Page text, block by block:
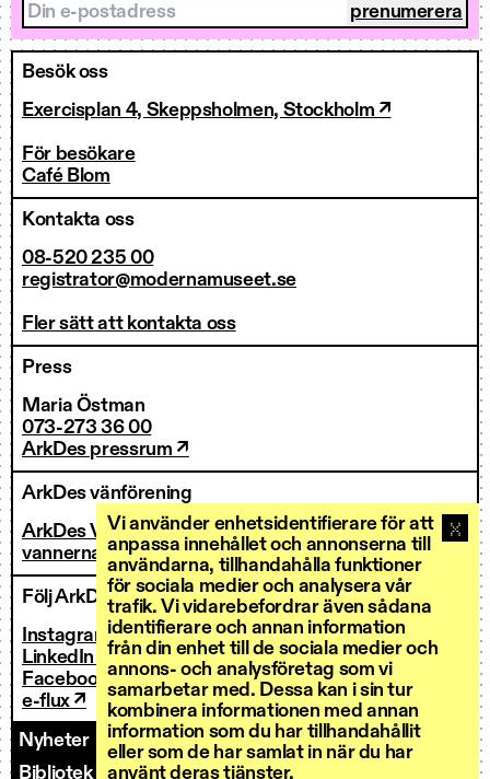
Vi använder enhetsidentifierare för att
anpassa innehållet och annonserna till
användarna, tillhandahålla funktioner
för sociala medier och analysera vår
trafik. Vi vidarebefordrar även sådana
identifierare och annan information
från din enhet till de sociala medier och
annons- och analysföretag som vi
samarbetar med. Dessa kan i sin tur
kombinera informationen med annan
information som du har tillhandahållit
eller som de har samlat in när du har
använt deras tjänster.
Din e-postadress
Besök oss
Exercisplan 4, Skeppsholmen, Stockholm ↗
För besökare
Café Blom
Kontakta oss
08-520 235 00
registrator@modernamuseet.se
Fler sätt att kontakta oss
Press
Maria Östman
073-273 36 00
ArkDes pressrum ↗
ArkDes vänförening
ArkDes Vänner
vannerna@arkdes.se
Följ ArkDes
Instagram ↗
LinkedIn ↗
Facebook ↗
e-flux ↗
Nyheter
Kontakt Personal
Fakturering
Bibliotek och forskarservice
Utlysningar